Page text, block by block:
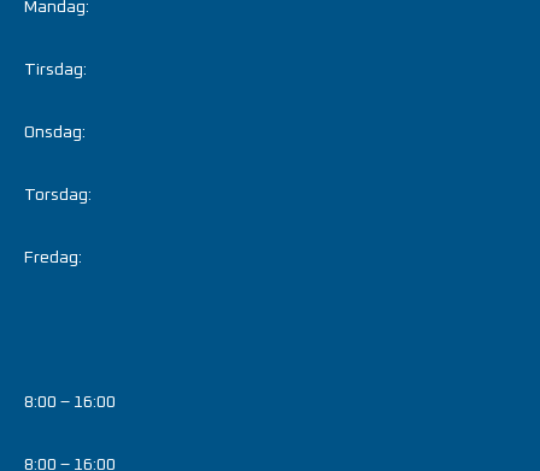
Mandag:
Tirsdag:
Onsdag:
Torsdag:
Fredag:
8:00 – 16:00
8:00 – 16:00